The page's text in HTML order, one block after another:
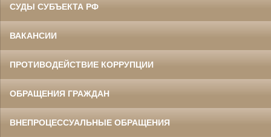
СУДЫ СУБЪЕКТА РФ
ВАКАНСИИ
ПРОТИВОДЕЙСТВИЕ КОРРУПЦИИ
ОБРАЩЕНИЯ ГРАЖДАН
ВНЕПРОЦЕССУАЛЬНЫЕ ОБРАЩЕНИЯ